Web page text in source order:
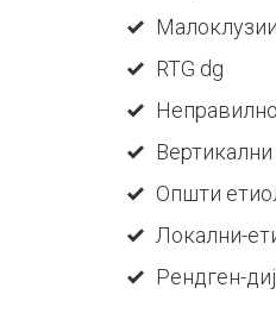
RTG dg
Општи
Локални-
Рендген-